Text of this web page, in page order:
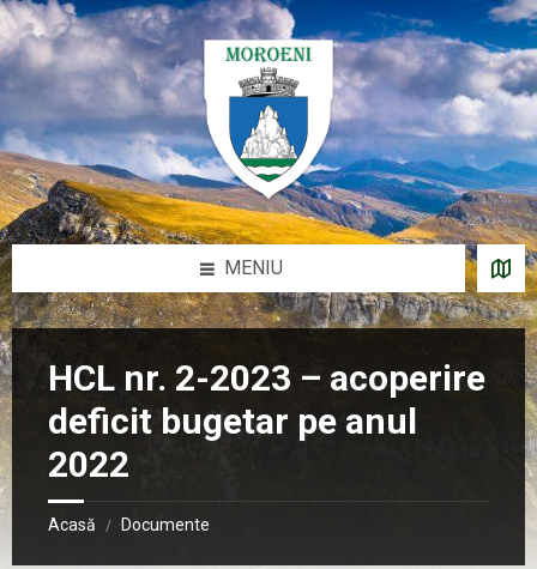
Sari
la
conținut
Salt
la
bara
laterală
stângă
Salt
la
bara
laterală
dreaptă
Salt
la
subsol
MENIU
HCL nr. 2-2023 – acoperire
deficit bugetar pe anul
2022
Acasă / Documente